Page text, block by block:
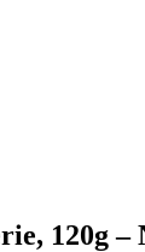
120g –